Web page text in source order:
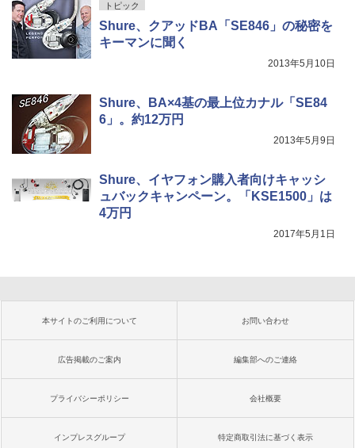
トピック
Shure、クアッドBA「SE846」の秘密を
キーマンに聞く
2013年5月10日
Shure、BA×4基の最上位カナル「SE84
6」。約12万円
2013年5月9日
Shure、イヤフォン購入者向けキャッシ
ュバックキャンペーン。「KSE1500」は
4万円
2017年5月1日
本サイトのご利用について お問い合わせ
広告掲載のご案内 編集部へのご連絡
プライバシーポリシー 会社概要
インプレスグループ 特定商取引法に基づく表示